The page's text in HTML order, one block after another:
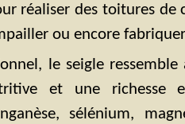
réaliser des toitures de
ou encore
le seigle ressemble
et une richesse
sélénium,